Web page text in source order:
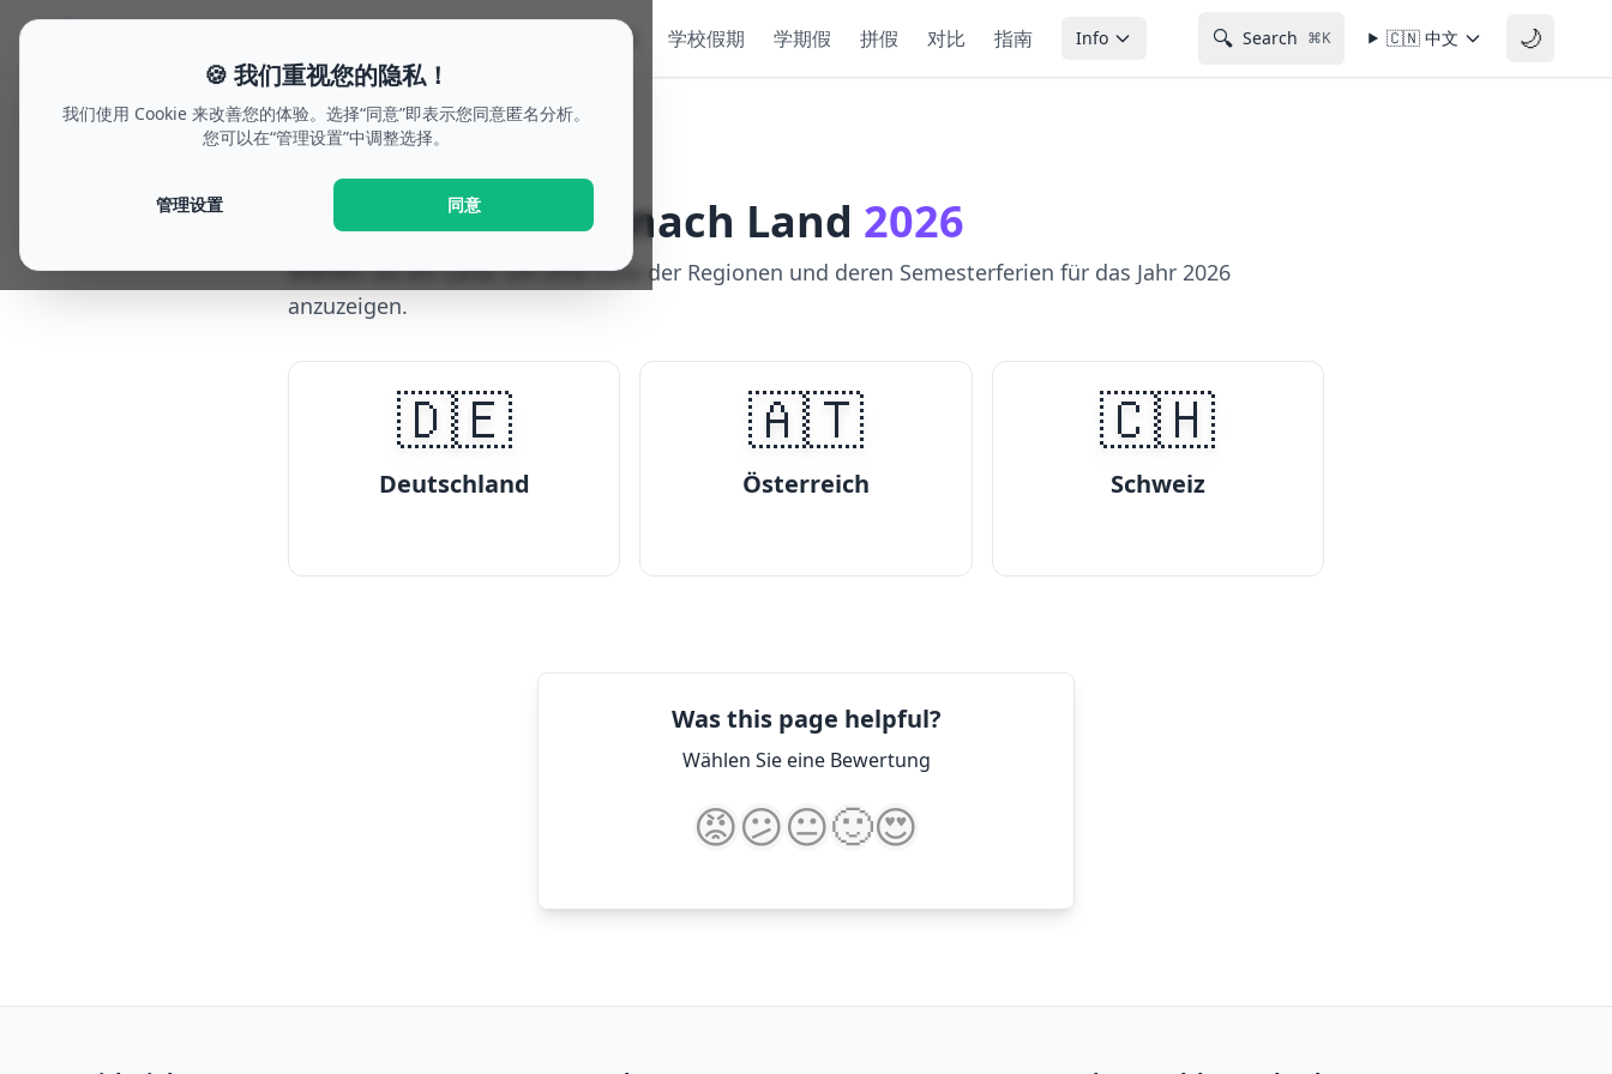
节假日 学校假期 学期假 拼假 对比 指南 Info 🔍 Search ⌘K 🇨🇳 中文 🌙
Semesterferien nach Land 2026
Wählen Sie ein Land, um eine Liste der Regionen und deren Semesterferien für das Jahr 2026
anzuzeigen.
🇩🇪
Deutschland
🇦🇹
Österreich
🇨🇭
Schweiz
Was this page helpful?
Wählen Sie eine Bewertung
😡😕😐🙂😍
🍪 我们重视您的隐私！
我们使用 Cookie 来改善您的体验。选择“同意”即表示您同意匿名分析。
您可以在“管理设置”中调整选择。
管理设置 同意